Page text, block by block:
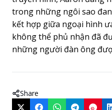
trong những ngôi sao
kết hợp giữa ngoại hình
không thể phủ nhận đã
những người đàn ông
Share